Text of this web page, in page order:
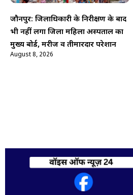
जौनपुर: जिलाधिकारी के निरीक्षण के बाद
भी नहीं लगा जिला महिला अस्पताल का
मुख्य बोर्ड, मरीज व तीमारदार परेशान
August 8, 2026